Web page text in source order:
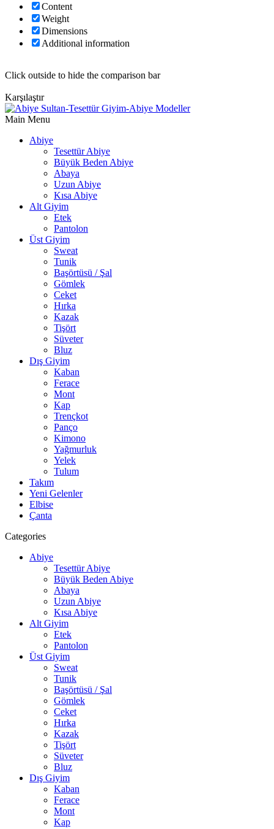
Content
Weight
Dimensions
Additional information
Click outside to hide the comparison bar
Karşılaştır
Main Menu
Abiye
Tesettür Abiye
Büyük Beden Abiye
Abaya
Uzun Abiye
Kısa Abiye
Alt Giyim
Etek
Pantolon
Üst Giyim
Sweat
Tunik
Başörtüsü / Şal
Gömlek
Ceket
Hırka
Kazak
Tişört
Süveter
Bluz
Dış Giyim
Kaban
Ferace
Mont
Kap
Trençkot
Panço
Kimono
Yağmurluk
Yelek
Tulum
Takım
Yeni Gelenler
Elbise
Çanta
Categories
Abiye
Tesettür Abiye
Büyük Beden Abiye
Abaya
Uzun Abiye
Kısa Abiye
Alt Giyim
Etek
Pantolon
Üst Giyim
Sweat
Tunik
Başörtüsü / Şal
Gömlek
Ceket
Hırka
Kazak
Tişört
Süveter
Bluz
Dış Giyim
Kaban
Ferace
Mont
Kap